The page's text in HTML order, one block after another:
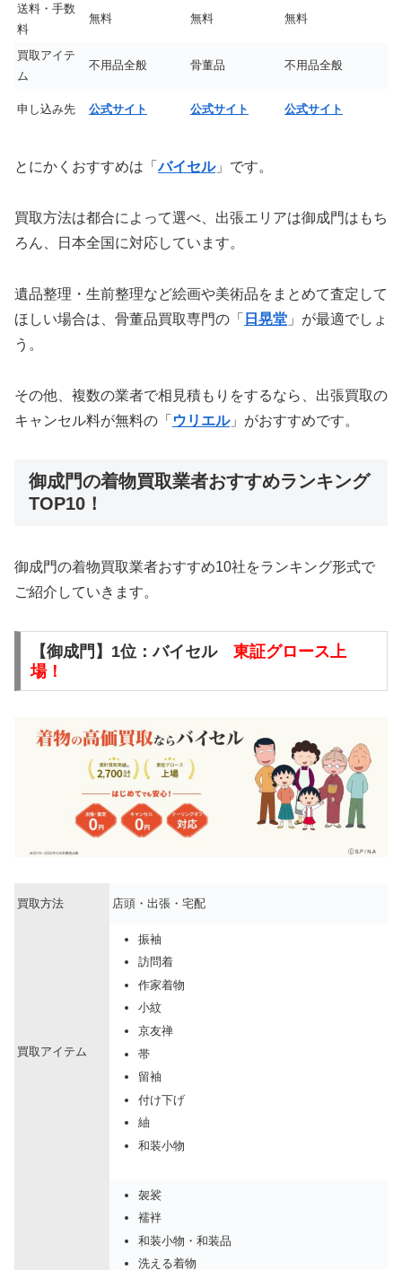
送料・手数
料
無料 無料 無料
買取アイテ
ム
不用品全般 骨董品 不用品全般
申し込み先 公式サイト 公式サイト 公式サイト
とにかくおすすめは「バイセル」です。
買取方法は都合によって選べ、出張エリアは御成門はもち
ろん、日本全国に対応しています。
遺品整理・生前整理など絵画や美術品をまとめて査定して
ほしい場合は、骨董品買取専門の「 日晃堂 」が最適でしょ
う。
その他、複数の業者で相見積もりをするなら、出張買取の
キャンセル料が無料の「 ウリエル」がおすすめです。
御成門の着物買取業者おすすめランキング
TOP10！
御成門の着物買取業者おすすめ10社をランキング形式で
ご紹介していきます。
【御成門】1位：バイセル 東証グロース上
場！
買取方法 店頭・出張・宅配
買取アイテム
振袖
訪問着
作家着物
小紋
京友禅
帯
留袖
付け下げ
紬
和装小物
袈裟
襦袢
和装小物・和装品
洗える着物